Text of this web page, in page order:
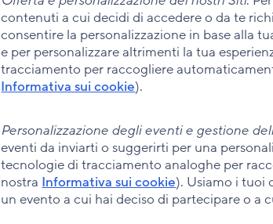
contenuti a cui decidi di accedere o da te
consentire la personalizzazione in base alla
e per personalizzare altrimenti la tua
tracciamento per raccogliere
Informativa sui cookie).
Personalizzazione degli eventi e gestione
eventi da inviarti o suggerirti per una
tecnologie di tracciamento analoghe per
nostra Informativa sui cookie). Usiamo i tuoi
un evento a cui hai deciso di partecipare o a